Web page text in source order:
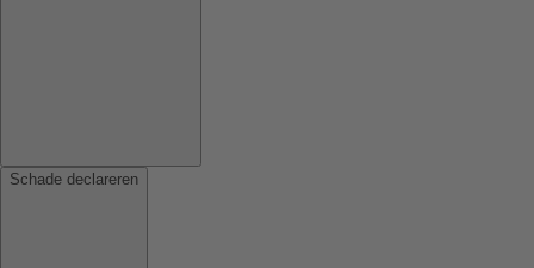
Schade declareren